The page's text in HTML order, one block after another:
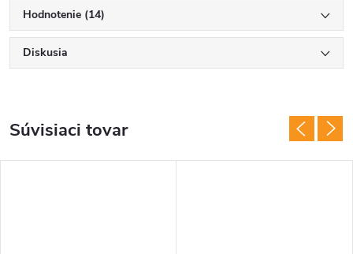
Hodnotenie (14)
Diskusia
Súvisiaci tovar